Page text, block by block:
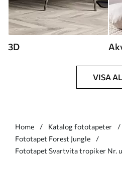
3D
VISA
Home Katalog fototapeter
Fototapet Forest Jungle
Fototapet Svartvita tropiker